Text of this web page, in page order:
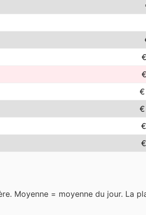
Moyenne = moyenne du jour. La